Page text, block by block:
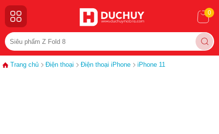
0
Trang chủ Điện thoại Điện thoại iPhone iPhone 11